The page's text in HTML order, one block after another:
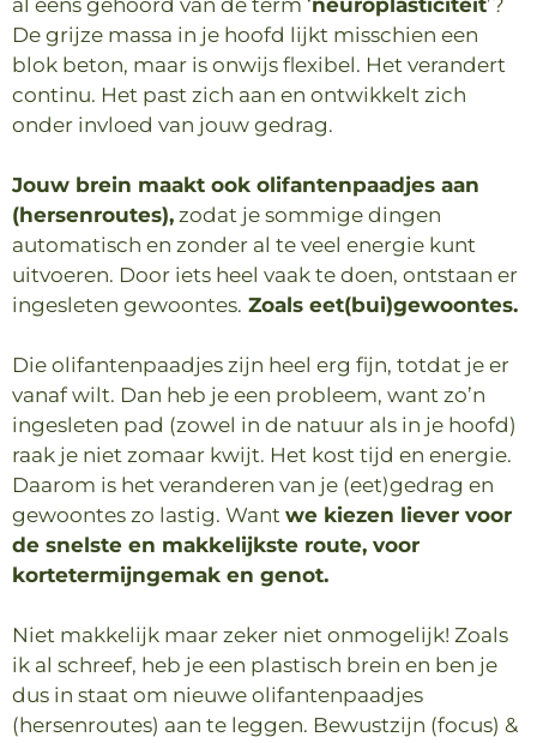
De grijze massa in je hoofd lijkt misschien een
blok beton, maar is onwijs flexibel. Het verandert
continu. Het past zich aan en ontwikkelt zich
onder invloed van jouw gedrag.
Jouw brein maakt ook olifantenpaadjes aan
(hersenroutes),zodat je sommige dingen
automatisch en zonder al te veel energie kunt
uitvoeren. Door iets heel vaak te doen, ontstaan er
ingesleten gewoontes. Zoals eet(bui)gewoontes.
Die olifantenpaadjes zijn heel erg fijn, totdat je er
vanaf wilt. Dan heb je een probleem, want zo’n
ingesleten pad (zowel in de natuur als in je hoofd)
raak je niet zomaar kwijt. Het kost tijd en energie.
Daarom is het veranderen van je (eet)gedrag en
gewoontes zo lastig. Want we kiezen liever voor
de snelste en makkelijkste route, voor
kortetermijngemak en genot.
Niet makkelijk maar zeker niet onmogelijk! Zoals
ik al schreef, heb je een plastisch brein en ben je
dus in staat om nieuwe olifantenpaadjes
(hersenroutes) aan te leggen. Bewustzijn (focus) &